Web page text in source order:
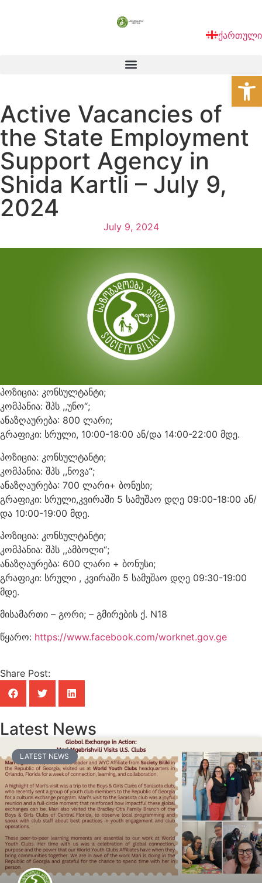
ქართული
Active Vacancies of
the State Employment
Support Agency in
Shida Kartli – July 9,
2024
July 9, 2024
პოზიცია: კონსულტანტი;
კომპანია: შპს ,,უნო“;
ანაზღაურება: 800 ლარი;
გრაფიკი: სრული, 10:00-18:00 ან/და 14:00-22:00 მდე.
პოზიცია: კონსულტანტი;
კომპანია: შპს ,,ნოვა“;
ანაზღაურება: 700 ლარი+ ბონუსი;
გრაფიკი: სრული,კვირაში 5 სამუშაო დღე 09:00-18:00 ან/
და 10:00-19:00 მდე.
პოზიცია: კონსულტანტი;
კომპანია: შპს ,,ამბოლი“;
ანაზღაურება: 600 ლარი + ბონუსი;
გრაფიკი: სრული , კვირაში 5 სამუშაო დღე 09:30-19:00
მდე.
მისამართი – გორი; – გმირების ქ. N18
წყარო: https://www.facebook.com/worknet.gov.ge
Share Post:
Latest News
LATEST NEWS